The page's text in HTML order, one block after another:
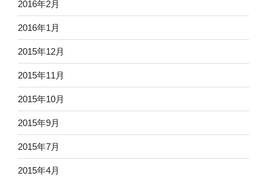
2016年2月
2016年1月
2015年12月
2015年11月
2015年10月
2015年9月
2015年7月
2015年4月